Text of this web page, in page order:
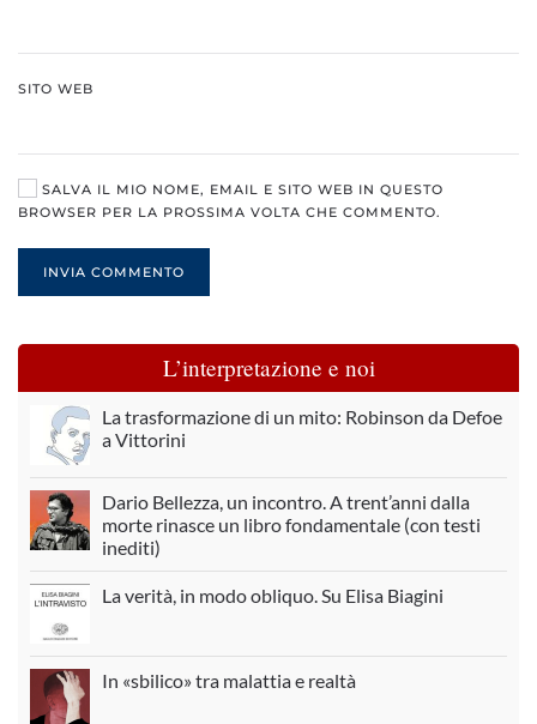
SITO WEB
SALVA IL MIO NOME, EMAIL E SITO WEB IN QUESTO
BROWSER PER LA PROSSIMA VOLTA CHE COMMENTO.
INVIA COMMENTO
L’interpretazione e noi
La trasformazione di un mito: Robinson da Defoe
a Vittorini
Dario Bellezza, un incontro. A trent’anni dalla
morte rinasce un libro fondamentale (con testi
inediti)
La verità, in modo obliquo. Su Elisa Biagini
In «sbilico» tra malattia e realtà